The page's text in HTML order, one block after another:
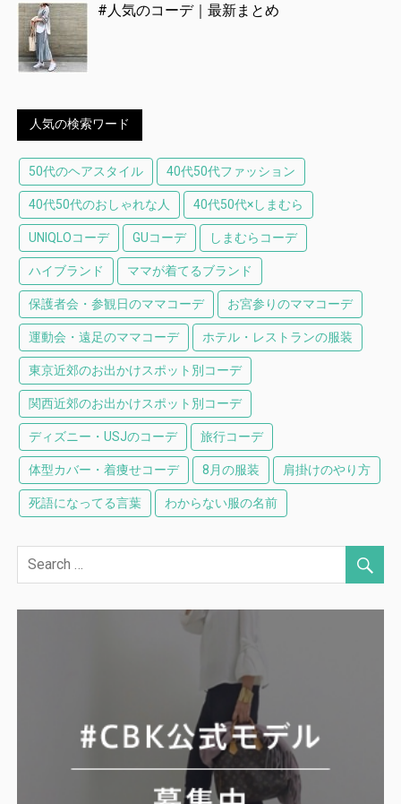
#人気のコーデ｜最新まとめ
人気の検索ワード
50代のヘアスタイル 40代50代ファッション
40代50代のおしゃれな人 40代50代×しまむら
UNIQLOコーデ GUコーデ しまむらコーデ
ハイブランド ママが着てるブランド
保護者会・参観日のママコーデ お宮参りのママコーデ
運動会・遠足のママコーデ ホテル・レストランの服装
東京近郊のお出かけスポット別コーデ
関西近郊のお出かけスポット別コーデ
ディズニー・USJのコーデ 旅行コーデ
体型カバー・着痩せコーデ 8月の服装 肩掛けのやり方
死語になってる言葉 わからない服の名前